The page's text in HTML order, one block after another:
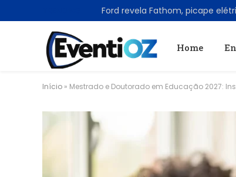
Home
Início » Mestrado e Doutorado em Educação 2027: